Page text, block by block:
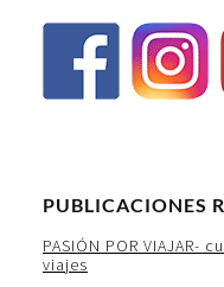
PUBLICACIONES
PASIÓN POR
viajes